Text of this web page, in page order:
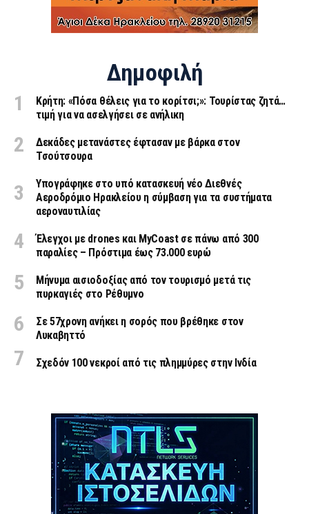
Δημοφιλή
Κρήτη: «Πόσα θέλεις για το κορίτσι;»: Τουρίστας ζητά…
τιμή για να ασελγήσει σε ανήλικη
Δεκάδες μετανάστες έφτασαν με βάρκα στον
Τσούτσουρα
Υπογράφηκε στο υπό κατασκευή νέο Διεθνές
Αεροδρόμιο Ηρακλείου η σύμβαση για τα συστήματα
αεροναυτιλίας
Έλεγχοι με drones και MyCoast σε πάνω από 300
παραλίες – Πρόστιμα έως 73.000 ευρώ
Μήνυμα αισιοδοξίας από τον τουρισμό μετά τις
πυρκαγιές στο Ρέθυμνο
Σε 57χρονη ανήκει η σορός που βρέθηκε στον
Λυκαβηττό
Σχεδόν 100 νεκροί από τις πλημμύρες στην Ινδία